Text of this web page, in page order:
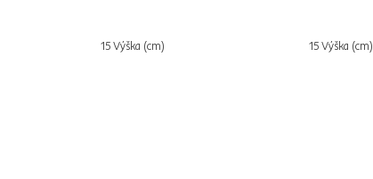
15 Výška (cm) 15 Výška (cm)